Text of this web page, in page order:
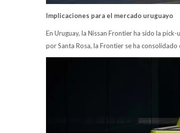
Implicaciones para el mercado uruguayo
En Uruguay, la Nissan Frontier ha sido la
por Santa Rosa, la Frontier se ha